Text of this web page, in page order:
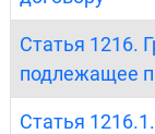
Статья 1216.
подлежащее
Статья